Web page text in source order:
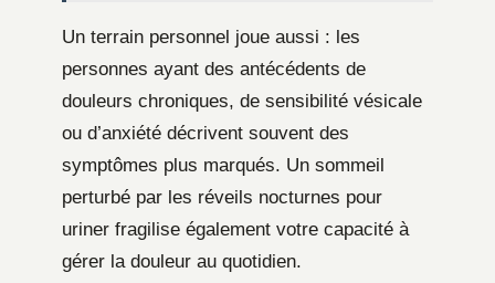
Un terrain personnel joue aussi : les
personnes ayant des antécédents de
douleurs chroniques, de sensibilité vésicale
ou d’anxiété décrivent souvent des
symptômes plus marqués. Un sommeil
perturbé par les réveils nocturnes pour
uriner fragilise également votre capacité à
gérer la douleur au quotidien.